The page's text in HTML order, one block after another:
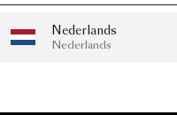
Nederlands
Nederlands